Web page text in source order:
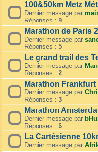
100&50km Metz
Dernier message par
Réponses : 9
Marathon de Paris
Dernier message par
Réponses : 5
Le grand trail des
Dernier message par
Réponses : 2
Marathon Frankfurt
Dernier message par
Réponses : 3
Marathon
Dernier message par
Réponses : 6
La Cartésienne
Dernier message par